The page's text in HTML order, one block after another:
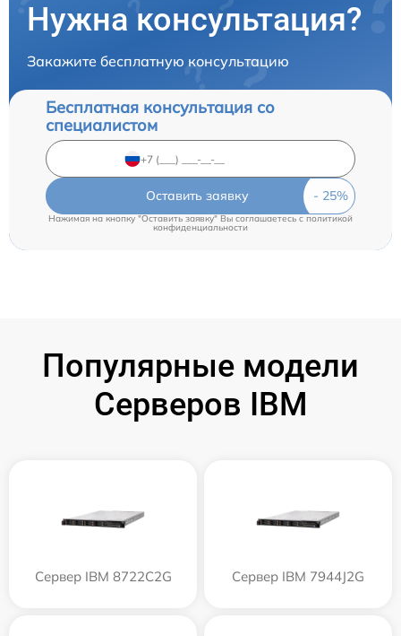
Нужна консультация?
Закажите бесплатную консультацию
Бесплатная консультация со
специалистом
Оставить заявку
Нажимая на кнопку "Оставить заявку" Вы соглашаетесь c политикой
конфиденциальности
Популярные модели
Серверов IBM
Сервер IBM 8722C2G Сервер IBM 7944J2G